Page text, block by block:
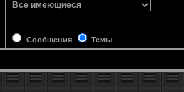
Сообщения Темы